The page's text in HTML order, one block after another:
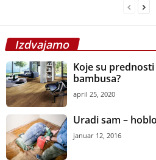
Izdvajamo
Koje su
bambusa?
april 25, 2020
Uradi sam –
januar 12, 2016